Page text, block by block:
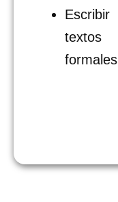
Escribir
textos
formales